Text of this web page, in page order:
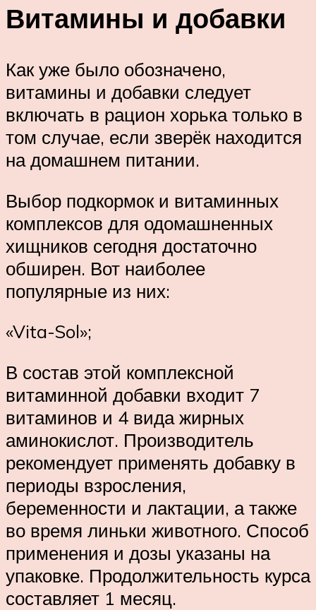
Витамины и добавки
Как уже было обозначено,
витамины и добавки следует
включать в рацион хорька только в
том случае, если зверёк находится
на домашнем питании.
Выбор подкормок и витаминных
комплексов для одомашненных
хищников сегодня достаточно
обширен. Вот наиболее
популярные из них:
«Vita-Sol»;
В состав этой комплексной
витаминной добавки входит 7
витаминов и 4 вида жирных
аминокислот. Производитель
рекомендует применять добавку в
периоды взросления,
беременности и лактации, а также
во время линьки животного. Способ
применения и дозы указаны на
упаковке. Продолжительность курса
составляет 1 месяц.